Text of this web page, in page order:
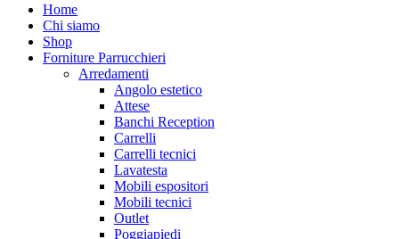
Home
Chi siamo
Shop
Forniture Parrucchieri
Arredamenti
Angolo estetico
Attese
Banchi Reception
Carrelli
Carrelli tecnici
Lavatesta
Mobili espositori
Mobili tecnici
Outlet
Poggiapiedi